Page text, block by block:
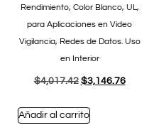
Rendimiento, Color Blanco, UL,
para Aplicaciones en Video
Vigilancia, Redes de Datos. Uso
en Interior
$4,017.42 $3,146.76
Añadir al carrito